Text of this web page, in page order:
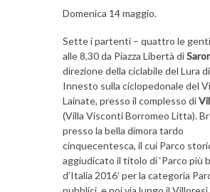
Domenica 14 maggio.
Sette i partenti – quattro le
alle 8,30 da Piazza Libertà di
direzione della ciclabile del Lura
Innesto sulla ciclopedonale del
Lainate, presso il complesso di
(Villa Visconti Borromeo Litta).
presso la bella dimora tardo
cinquecentesca, il cui Parco
aggiudicato il titolo di ‘Parco più
d’Italia 2016’ per la categoria